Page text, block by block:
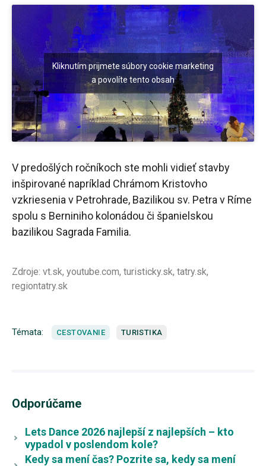
Kliknutím prijmete súbory cookie marketing
a povolíte tento obsah
V predošlých ročníkoch ste mohli vidieť stavby
inšpirované napríklad Chrámom Kristovho
vzkriesenia v Petrohrade, Bazilikou sv. Petra v Ríme
spolu s Berniniho kolonádou či španielskou
bazilikou Sagrada Familia.
Zdroje: vt.sk, youtube.com, turisticky.sk, tatry.sk,
regiontatry.sk
Témata: CESTOVANIE TURISTIKA
Odporúčame
Lets Dance 2026 najlepší z najlepších – kto
vypadol v poslendom kole?
Kedy sa mení čas? Pozrite sa, kedy sa mení